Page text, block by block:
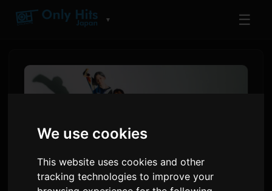
We use cookies
This website uses cookies and other
tracking technologies to improve your
▼ ☰